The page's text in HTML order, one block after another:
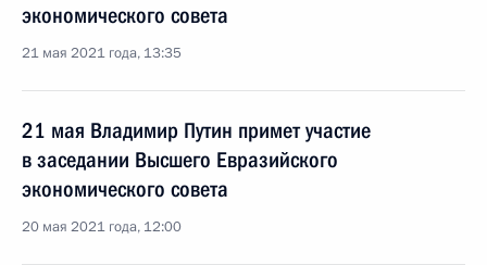
экономического совета
21 мая 2021 года, 13:35
21 мая Владимир Путин примет участие
в заседании Высшего Евразийского
экономического совета
20 мая 2021 года, 12:00